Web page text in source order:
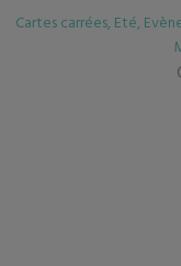
Cartes carrées,Eté,